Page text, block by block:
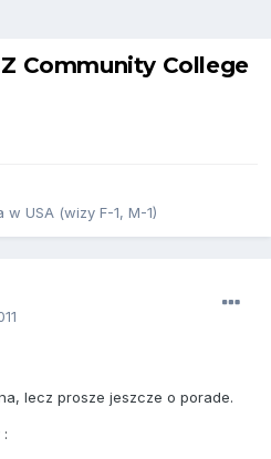
Community College
w USA (wizy F-1, M-1)
lecz prosze jeszcze o porade.